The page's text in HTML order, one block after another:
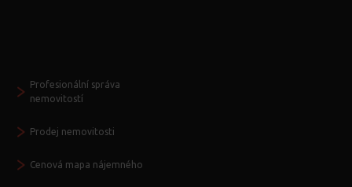
Profesionální správa
nemovitostí
Prodej nemovitosti
Cenová mapa nájemného